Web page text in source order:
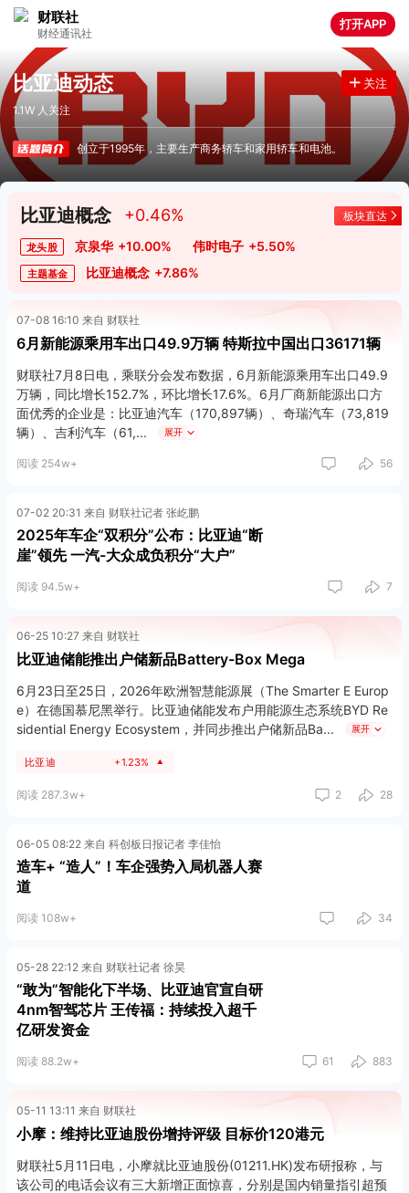
财联社
财经通讯社
打开APP
比亚迪动态 关注
1.1W 人关注
创立于1995年，主要生产商务轿车和家用轿车和电池。
比亚迪概念 +0.46% 板块直达
龙头股 京泉华 +10.00% 伟时电子 +5.50%
主题基金 比亚迪概念 +7.86%
07-08 16:10 来自 财联社
6月新能源乘用车出口49.9万辆 特斯拉中国出口36171辆
财联社7月8日电，乘联分会发布数据，6月新能源乘用车出口49.9
万辆，同比增长152.7%，环比增长17.6%。6月厂商新能源出口方
面优秀的企业是：比亚迪汽车（170,897辆）、奇瑞汽车（73,819
辆）、吉利汽车（61,
展开
阅读 254w+ 56
07-02 20:31 来自 财联社记者 张屹鹏
2025年车企“双积分”公布：比亚迪“断
崖”领先 一汽-大众成负积分“大户”
阅读 94.5w+ 7
06-25 10:27 来自 财联社
比亚迪储能推出户储新品Battery-Box Mega
6月23日至25日，2026年欧洲智慧能源展（The Smarter E Europ
e）在德国慕尼黑举行。比亚迪储能发布户用能源生态系统BYD Re
sidential Energy Ecosystem，并同步推出户储新品Ba
展开
比亚迪 +1.23% ▲
阅读 287.3w+ 2 28
06-05 08:22 来自 科创板日报记者 李佳怡
造车+ “造人”！车企强势入局机器人赛
道
阅读 108w+ 34
05-28 22:12 来自 财联社记者 徐昊
“敢为”智能化下半场、比亚迪官宣自研
4nm智驾芯片 王传福：持续投入超千
亿研发资金
阅读 88.2w+ 61 883
05-11 13:11 来自 财联社
小摩：维持比亚迪股份增持评级 目标价120港元
财联社5月11日电，小摩就比亚迪股份(01211.HK)发布研报称，与
该公司的电话会议有三大新增正面惊喜，分别是国内销量指引超预